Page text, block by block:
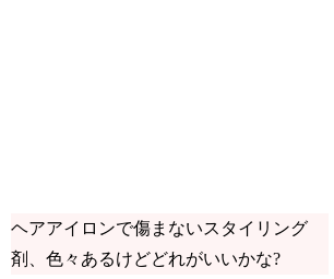
ヘアアイロンで傷まないスタイリング
剤、色々あるけどどれがいいかな?